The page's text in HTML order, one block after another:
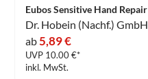
Dr. Hobein (Nachf.) GmbH
ab5,89 €
UVP 10.00 €*
inkl. MwSt.